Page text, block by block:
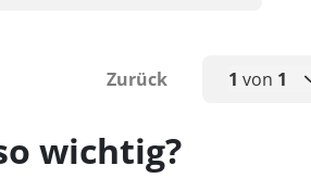
Zurück 1 von 1
wichtig?